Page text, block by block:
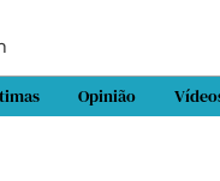
Opinião